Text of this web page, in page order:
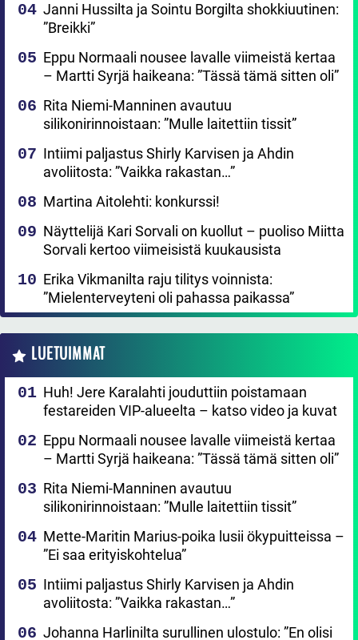
Janni Hussilta ja Sointu Borgilta shokkiuutinen:
”Breikki”
Eppu Normaali nousee lavalle viimeistä kertaa
– Martti Syrjä haikeana: ”Tässä tämä sitten oli”
Rita Niemi-Manninen avautuu
silikonirinnoistaan: ”Mulle laitettiin tissit”
Intiimi paljastus Shirly Karvisen ja Ahdin
avoliitosta: ”Vaikka rakastan…”
Martina Aitolehti: konkurssi!
Näyttelijä Kari Sorvali on kuollut – puoliso Miitta
Sorvali kertoo viimeisistä kuukausista
Erika Vikmanilta raju tilitys voinnista:
”Mielenterveyteni oli pahassa paikassa”
LUETUIMMAT
Huh! Jere Karalahti jouduttiin poistamaan
festareiden VIP-alueelta – katso video ja kuvat
Eppu Normaali nousee lavalle viimeistä kertaa
– Martti Syrjä haikeana: ”Tässä tämä sitten oli”
Rita Niemi-Manninen avautuu
silikonirinnoistaan: ”Mulle laitettiin tissit”
Mette-Maritin Marius-poika lusii ökypuitteissa –
”Ei saa erityiskohtelua”
Intiimi paljastus Shirly Karvisen ja Ahdin
avoliitosta: ”Vaikka rakastan…”
Johanna Harlinilta surullinen ulostulo: ”En olisi